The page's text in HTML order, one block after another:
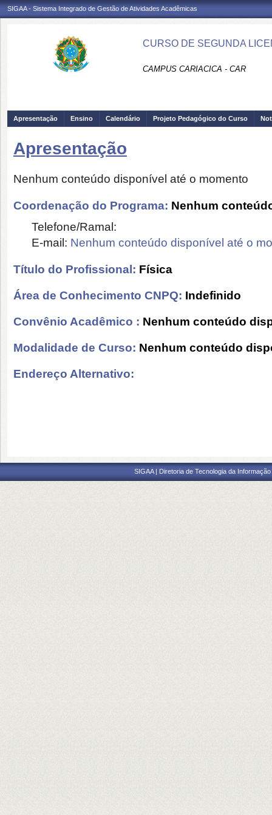
SIGAA - Sistema Integrado de Gestão de Atividades Acadêmicas
CURSO DE SEGUNDA
CAMPUS CARIACICA - CAR
Apresentação Ensino Calendário Projeto Pedagógico do Curso
Apresentação
Nenhum conteúdo disponível até o momento
Coordenação do Programa: Nenhum
Telefone/Ramal:
E-mail: Nenhum conteúdo disponível até o
Título do Profissional: Física
Área de Conhecimento CNPQ: Indefinido
Convênio Acadêmico : Nenhum conteúdo
Modalidade de Curso: Nenhum conteúdo
Endereço Alternativo:
SIGAA | Diretoria de Tecnologia da